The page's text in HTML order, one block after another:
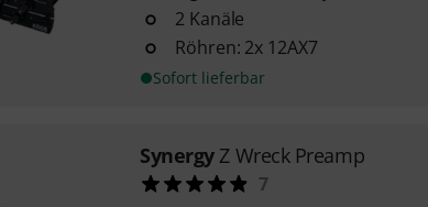
2 Kanäle
Röhren: 2x 12AX7
Sofort lieferbar
Synergy Z Wreck Preamp
7